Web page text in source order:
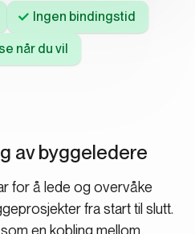
Ingen bindingstid
når du vil
av byggeledere
for å lede og overvåke
fra start til slutt.
en kobling mellom